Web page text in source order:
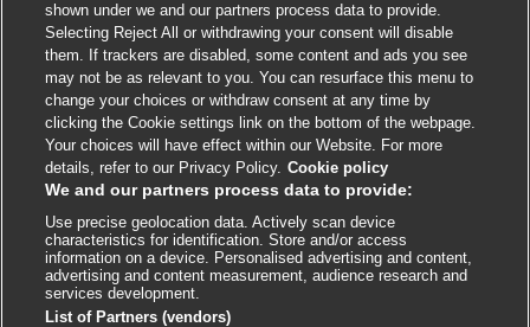
External
link
opens
in
a
new
window
External
link
opens
in
a
new
window
External
link
opens
in
a
new
window
External
link
opens
in
a
new
window
External
link
opens
in
a
new
window
© BMJ Publishing Group 2026
ISSN 2515-9615
shown under we and our partners process data to provide.
Selecting Reject All or withdrawing your consent will disable
them. If trackers are disabled, some content and ads you see
may not be as relevant to you. You can resurface this menu to
change your choices or withdraw consent at any time by
clicking the Cookie settings link on the bottom of the webpage.
Your choices will have effect within our Website. For more
details, refer to our Privacy Policy. Cookie policy
We and our partners process data to provide:
Use precise geolocation data. Actively scan device
characteristics for identification. Store and/or access
information on a device. Personalised advertising and content,
advertising and content measurement, audience research and
services development.
List of Partners (vendors)